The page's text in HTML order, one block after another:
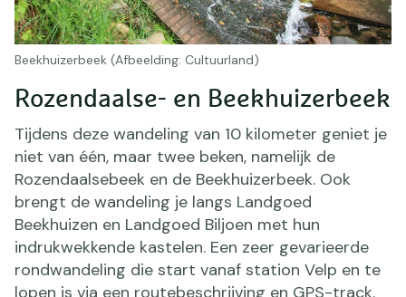
Beekhuizerbeek (Afbeelding: Cultuurland)
Rozendaalse- en Beekhuizerbeek
Tijdens deze wandeling van 10 kilometer geniet je
niet van één, maar twee beken, namelijk de
Rozendaalsebeek en de Beekhuizerbeek. Ook
brengt de wandeling je langs Landgoed
Beekhuizen en Landgoed Biljoen met hun
indrukwekkende kastelen. Een zeer gevarieerde
rondwandeling die start vanaf station Velp en te